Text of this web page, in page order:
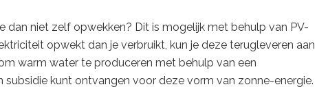
niet zelf opwekken? Dit is mogelijk met behulp van PV-
opwekt dan je verbruikt, kun je deze terugleveren aan
warm water te produceren met behulp van een
subsidie kunt ontvangen voor deze vorm van zonne-energie.